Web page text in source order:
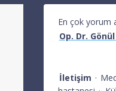
En çok yorum
Op. Dr.
İletişim ·